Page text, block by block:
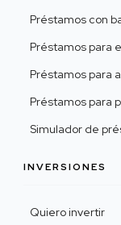
Préstamos con
Préstamos para
Préstamos para
Préstamos para
Simulador de
INVERSIONES
Quiero invertir